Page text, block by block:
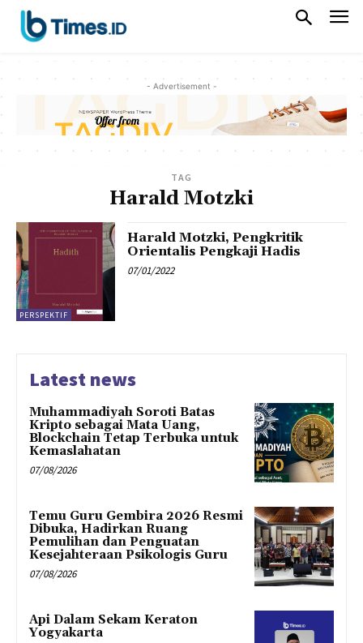
- Advertisement -
TAG
Harald Motzki
PERSPEKTIF
Harald Motzki, Pengkritik
Orientalis Pengkaji Hadis
07/01/2022
Latest news
Muhammadiyah Soroti Batas
Kripto sebagai Mata Uang,
Blockchain Tetap Terbuka untuk
Kemaslahatan
07/08/2026
Temu Guru Gembira 2026 Resmi
Dibuka, Hadirkan Ruang
Pemulihan dan Penguatan
Kesejahteraan Psikologis Guru
07/08/2026
Api Dalam Sekam Keraton
Yogyakarta